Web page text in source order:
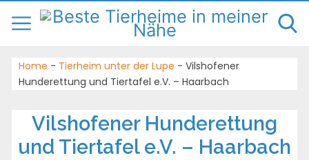
Home - Tierheim unter der Lupe - Vilshofener
Hunderettung und Tiertafel e.V. – Haarbach
Vilshofener Hunderettung
und Tiertafel e.V. – Haarbach